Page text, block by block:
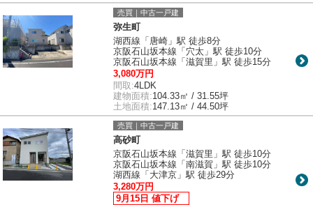
売買｜中古一戸建
弥生町
湖西線「唐崎」駅 徒歩8分
京阪石山坂本線「穴太」駅 徒歩10分
京阪石山坂本線「滋賀里」駅 徒歩15分
3,080万円
間取:4LDK
建物面積:104.33㎡ / 31.55坪
土地面積:147.13㎡ / 44.50坪
売買｜中古一戸建
高砂町
京阪石山坂本線「滋賀里」駅 徒歩10分
京阪石山坂本線「南滋賀」駅 徒歩10分
湖西線「大津京」駅 徒歩29分
3,280万円
9月15日 値下げ